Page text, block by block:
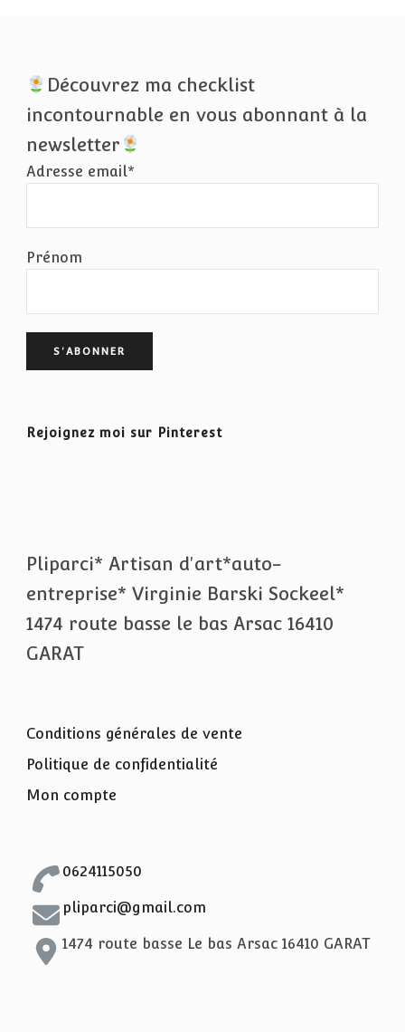
Découvrez ma checklist
incontournable en vous abonnant à la
newsletter
Adresse email*
Prénom
Rejoignez moi sur Pinterest
Pliparci* Artisan d'art*auto-
entreprise* Virginie Barski Sockeel*
1474 route basse le bas Arsac 16410
GARAT
Conditions générales de vente
Politique de confidentialité
Mon compte
0624115050
pliparci@gmail.com
1474 route basse Le bas Arsac 16410 GARAT